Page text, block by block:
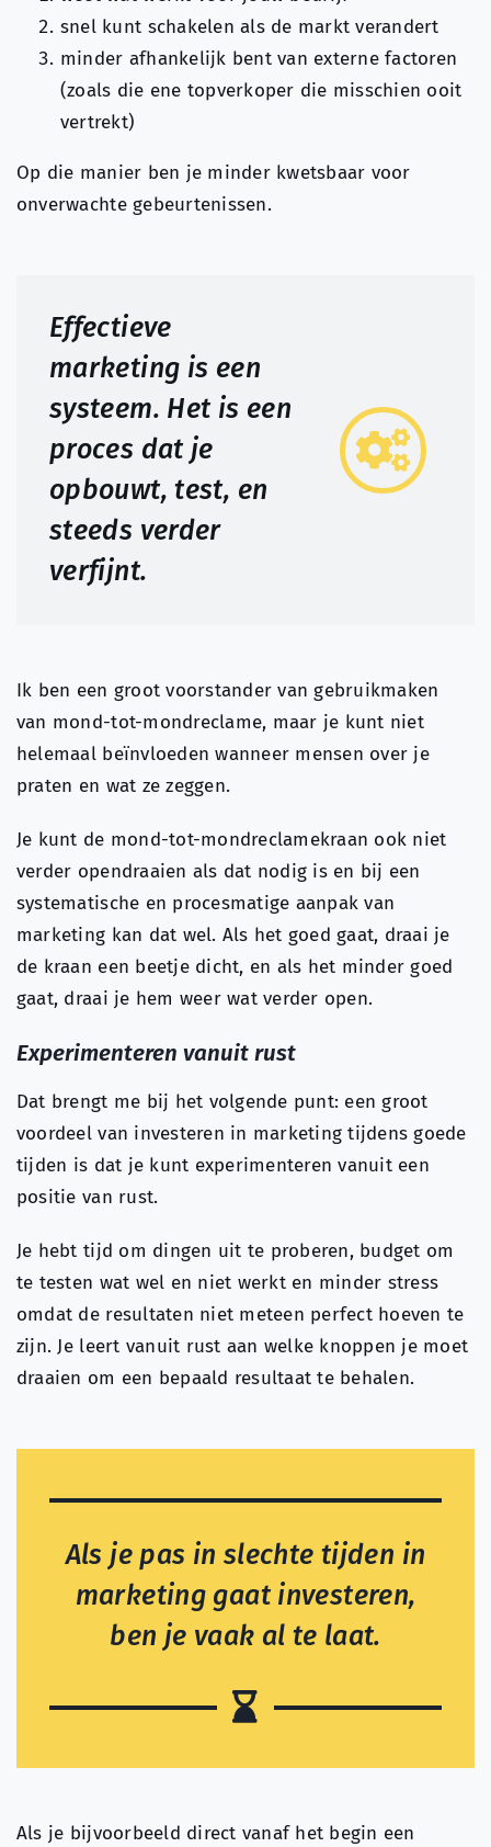
snel kunt schakelen als de markt verandert
minder afhankelijk bent van externe factoren
(zoals die ene topverkoper die misschien ooit
vertrekt)
Op die manier ben je minder kwetsbaar voor
onverwachte gebeurtenissen.
Effectieve
marketing is een
systeem. Het is een
proces dat je
opbouwt, test, en
steeds verder
verfijnt.
Ik ben een groot voorstander van gebruikmaken
van mond-tot-mondreclame, maar je kunt niet
helemaal beïnvloeden wanneer mensen over je
praten en wat ze zeggen.
Je kunt de mond-tot-mondreclamekraan ook niet
verder opendraaien als dat nodig is en bij een
systematische en procesmatige aanpak van
marketing kan dat wel. Als het goed gaat, draai je
de kraan een beetje dicht, en als het minder goed
gaat, draai je hem weer wat verder open.
Experimenteren vanuit rust
Dat brengt me bij het volgende punt: een groot
voordeel van investeren in marketing tijdens goede
tijden is dat je kunt experimenteren vanuit een
positie van rust.
Je hebt tijd om dingen uit te proberen, budget om
te testen wat wel en niet werkt en minder stress
omdat de resultaten niet meteen perfect hoeven te
zijn. Je leert vanuit rust aan welke knoppen je moet
draaien om een bepaald resultaat te behalen.
Als je pas in slechte tijden in
marketing gaat investeren,
ben je vaak al te laat.
Als je bijvoorbeeld direct vanaf het begin een